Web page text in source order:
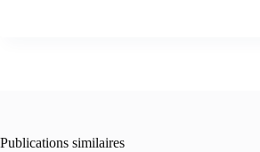
Publications similaires